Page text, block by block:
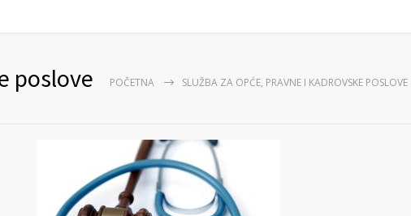
poslove POČETNA SLUŽBA ZA OPĆE, PRAVNE I KADROVSKE POSLOVE